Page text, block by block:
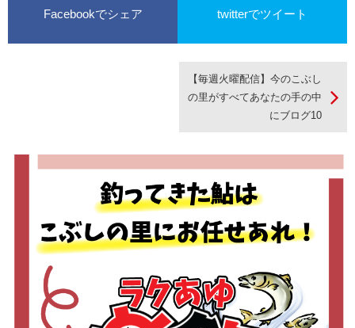
Facebookでシェア twitterでツイート
【毎週火曜配信】今のこぶし
の里がすべてあなたの手の中
にブログ10